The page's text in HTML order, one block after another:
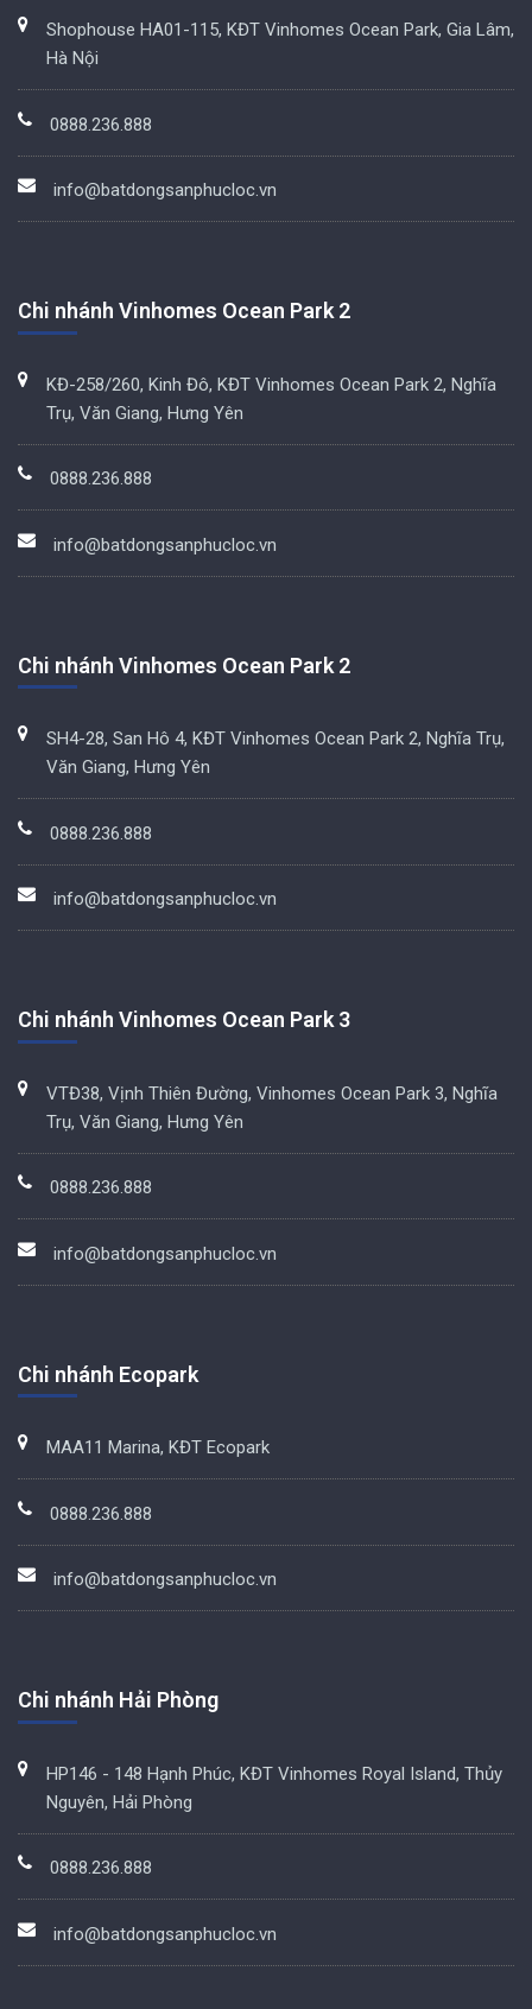
Shophouse HA01-115, KĐT Vinhomes Ocean Park, Gia Lâm,
Hà Nội
0888.236.888
info@batdongsanphucloc.vn
Chi nhánh Vinhomes Ocean Park 2
KĐ-258/260, Kinh Đô, KĐT Vinhomes Ocean Park 2, Nghĩa
Trụ, Văn Giang, Hưng Yên
0888.236.888
info@batdongsanphucloc.vn
Chi nhánh Vinhomes Ocean Park 2
SH4-28, San Hô 4, KĐT Vinhomes Ocean Park 2, Nghĩa Trụ,
Văn Giang, Hưng Yên
0888.236.888
info@batdongsanphucloc.vn
Chi nhánh Vinhomes Ocean Park 3
VTĐ38, Vịnh Thiên Đường, Vinhomes Ocean Park 3, Nghĩa
Trụ, Văn Giang, Hưng Yên
0888.236.888
info@batdongsanphucloc.vn
Chi nhánh Ecopark
MAA11 Marina, KĐT Ecopark
0888.236.888
info@batdongsanphucloc.vn
Chi nhánh Hải Phòng
HP146 - 148 Hạnh Phúc, KĐT Vinhomes Royal Island, Thủy
Nguyên, Hải Phòng
0888.236.888
info@batdongsanphucloc.vn